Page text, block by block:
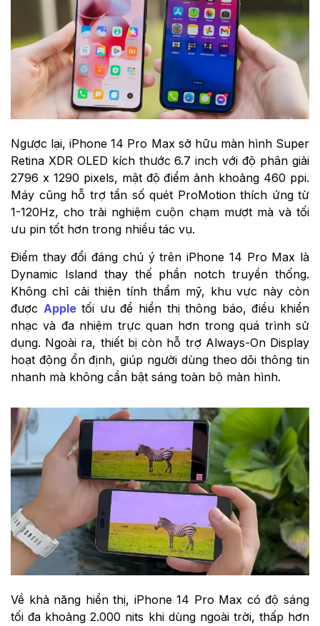
Ngược lại, iPhone 14 Pro Max sở hữu màn hình Super
Retina XDR OLED kích thước 6.7 inch với độ phân giải
2796 x 1290 pixels, mật độ điểm ảnh khoảng 460 ppi.
Máy cũng hỗ trợ tần số quét ProMotion thích ứng từ
1-120Hz, cho trải nghiệm cuộn chạm mượt mà và tối
ưu pin tốt hơn trong nhiều tác vụ.
Điểm thay đổi đáng chú ý trên iPhone 14 Pro Max là
Dynamic Island thay thế phần notch truyền thống.
Không chỉ cải thiện tính thẩm mỹ, khu vực này còn
được Appletối ưu để hiển thị thông báo, điều khiển
nhạc và đa nhiệm trực quan hơn trong quá trình sử
dụng. Ngoài ra, thiết bị còn hỗ trợ Always-On Display
hoạt động ổn định, giúp người dùng theo dõi thông tin
nhanh mà không cần bật sáng toàn bộ màn hình.
Về khả năng hiển thị, iPhone 14 Pro Max có độ sáng
tối đa khoảng 2.000 nits khi dùng ngoài trời, thấp hơn